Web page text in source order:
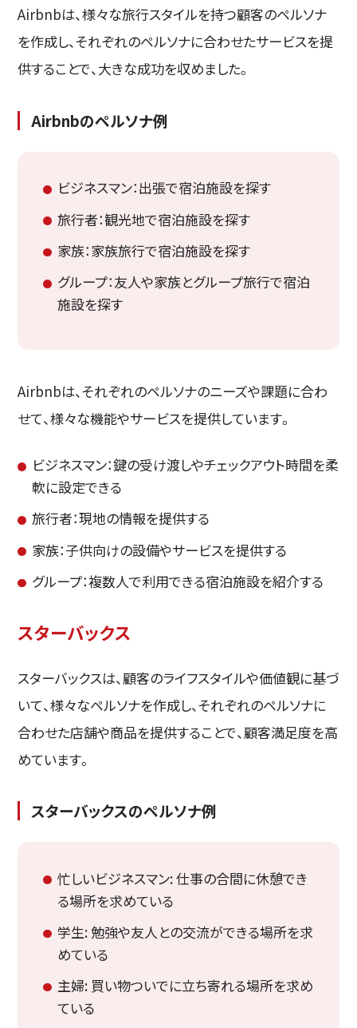
Airbnbは、様々な旅行スタイルを持つ顧客のペルソナ
を作成し、それぞれのペルソナに合わせたサービスを提
供することで、大きな成功を収めました。
Airbnbのペルソナ例
ビジネスマン：出張で宿泊施設を探す
旅行者：観光地で宿泊施設を探す
家族：家族旅行で宿泊施設を探す
グループ：友人や家族とグループ旅行で宿泊
施設を探す
Airbnbは、それぞれのペルソナのニーズや課題に合わ
せて、様々な機能やサービスを提供しています。
ビジネスマン：鍵の受け渡しやチェックアウト時間を柔
軟に設定できる
旅行者：現地の情報を提供する
家族：子供向けの設備やサービスを提供する
グループ：複数人で利用できる宿泊施設を紹介する
スターバックス
スターバックスは、顧客のライフスタイルや価値観に基づ
いて、様々なペルソナを作成し、それぞれのペルソナに
合わせた店舗や商品を提供することで、顧客満足度を高
めています。
スターバックスのペルソナ例
忙しいビジネスマン: 仕事の合間に休憩でき
る場所を求めている
学生: 勉強や友人との交流ができる場所を求
めている
主婦: 買い物ついでに立ち寄れる場所を求め
ている